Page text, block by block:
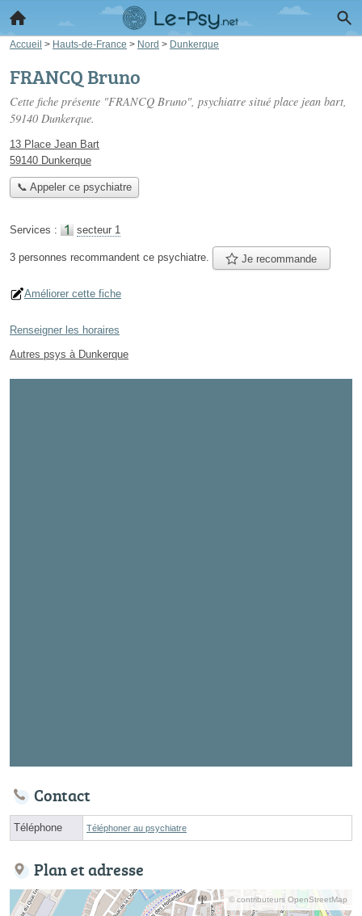
Accueil > Hauts-de-France > Nord > Dunkerque
FRANCQ Bruno
Cette fiche présente "FRANCQ Bruno", psychiatre situé place jean bart,
59140 Dunkerque.
13 Place Jean Bart
59140 Dunkerque
📞 Appeler ce psychiatre
Services : secteur 1
3 personnes recommandent ce psychiatre. Je recommande
Améliorer cette fiche
Renseigner les horaires
Autres psys à Dunkerque
Contact
Téléphone Téléphoner au psychiatre
Plan et adresse
© contributeurs OpenStreetMap